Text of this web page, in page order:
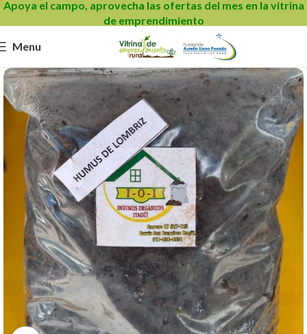
Apoya el campo, aprovecha las ofertas del mes en la vitrina
de emprendimiento
Menu